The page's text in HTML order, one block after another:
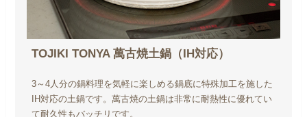
TOJIKI TONYA萬古焼土鍋（IH対応）
3～4人分の鍋料理を気軽に楽しめる鍋底に特殊加工を施した
IH対応の土鍋です。萬古焼の土鍋は非常に耐熱性に優れてい
て耐久性もバッチリです。